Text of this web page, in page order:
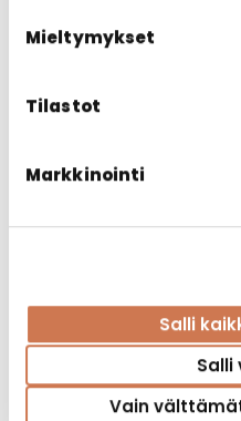
Mieltymykset
Tilastot
Markkinointi
Salli
Salli
Vain
Valaisinpeilikaapit